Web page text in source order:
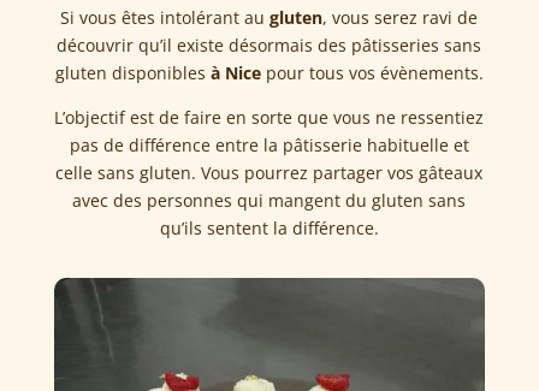
Si vous êtes intolérant augluten, vous serez ravi de
découvrir qu’il existe désormais des pâtisseries sans
gluten disponibles à Nicepour tous vos évènements.
L’objectif est de faire en sorte que vous ne ressentiez
pas de différence entre la pâtisserie habituelle et
celle sans gluten. Vous pourrez partager vos gâteaux
avec des personnes qui mangent du gluten sans
qu’ils sentent la différence.